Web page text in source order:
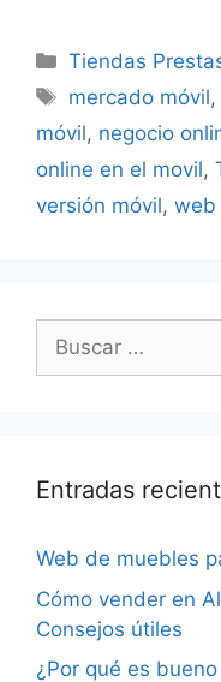
Categorías
Tiendas
Etiquetas
mercado móvil,
móvil, negocio
online en el movil,
versión móvil, web
Buscar:
Entradas
Web de muebles
Cómo vender en
Consejos útiles
¿Por qué es